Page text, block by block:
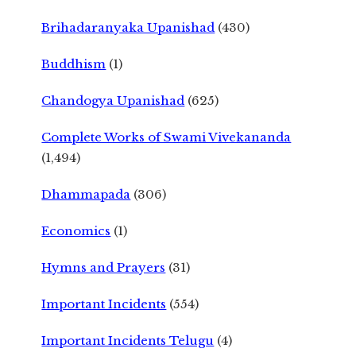
Brihadaranyaka Upanishad (430)
Buddhism (1)
Chandogya Upanishad (625)
Complete Works of Swami Vivekananda
(1,494)
Dhammapada (306)
Economics (1)
Hymns and Prayers (31)
Important Incidents (554)
Important Incidents Telugu (4)